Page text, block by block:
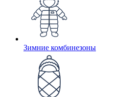
Зимние комбинезоны